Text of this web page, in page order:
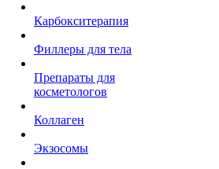
Карбокситерапия
Филлеры для тела
Препараты для
косметологов
Коллаген
Экзосомы